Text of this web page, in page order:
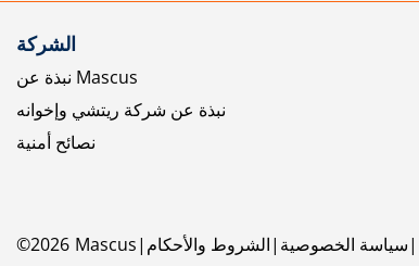
الشركة
نبذة عن Mascus
نبذة عن شركة ريتشي وإخوانه
نصائح أمنية
©2026 Mascus الشروط والأحكام سياسة الخصوصية